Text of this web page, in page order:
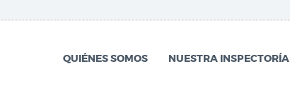
QUIÉNES SOMOS NUESTRA INSPECTORÍA
SOMOS